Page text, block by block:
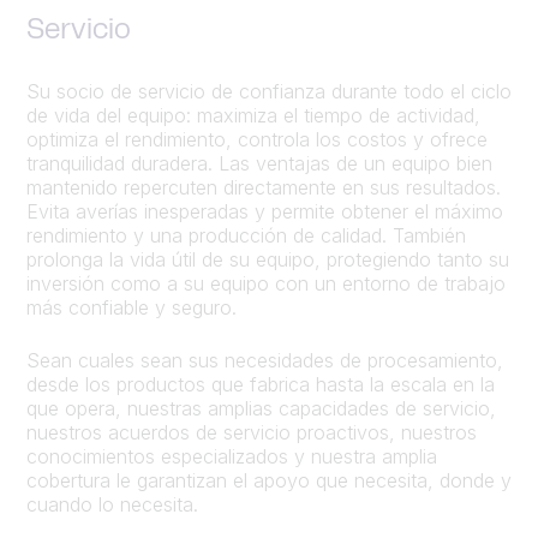
Servicio
Su socio de servicio de confianza durante todo el ciclo
de vida del equipo: maximiza el tiempo de actividad,
optimiza el rendimiento, controla los costos y ofrece
tranquilidad duradera. Las ventajas de un equipo bien
mantenido repercuten directamente en sus resultados.
Evita averías inesperadas y permite obtener el máximo
rendimiento y una producción de calidad. También
prolonga la vida útil de su equipo, protegiendo tanto su
inversión como a su equipo con un entorno de trabajo
más confiable y seguro.
Sean cuales sean sus necesidades de procesamiento,
desde los productos que fabrica hasta la escala en la
que opera, nuestras amplias capacidades de servicio,
nuestros acuerdos de servicio proactivos, nuestros
conocimientos especializados y nuestra amplia
cobertura le garantizan el apoyo que necesita, donde y
cuando lo necesita.